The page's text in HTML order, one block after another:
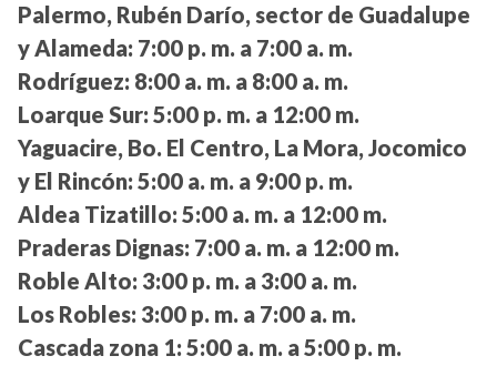
Palermo, Rubén Darío, sector de Guadalupe
y Alameda: 7:00 p. m. a 7:00 a. m.
Rodríguez: 8:00 a. m. a 8:00 a. m.
Loarque Sur: 5:00 p. m. a 12:00 m.
Yaguacire, Bo. El Centro, La Mora, Jocomico
y El Rincón: 5:00 a. m. a 9:00 p. m.
Aldea Tizatillo: 5:00 a. m. a 12:00 m.
Praderas Dignas: 7:00 a. m. a 12:00 m.
Roble Alto: 3:00 p. m. a 3:00 a. m.
Los Robles: 3:00 p. m. a 7:00 a. m.
Cascada zona 1: 5:00 a. m. a 5:00 p. m.